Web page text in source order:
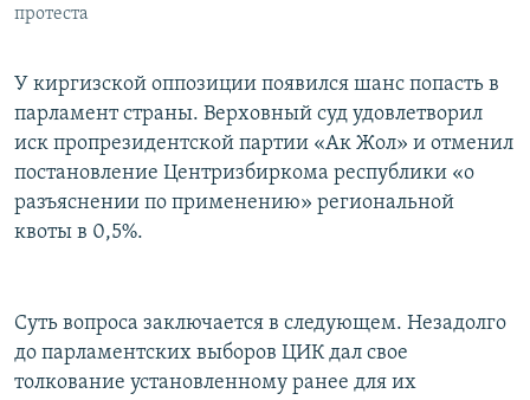
Все сайты РСЕ/РС
протеста
У киргизской оппозиции появился шанс попасть в
парламент страны. Верховный суд удовлетворил
иск пропрезидентской партии «Ак Жол» и отменил
постановление Центризбиркома республики «о
разъяснении по применению» региональной
квоты в 0,5%.
Суть вопроса заключается в следующем. Незадолго
до парламентских выборов ЦИК дал свое
толкование установленному ранее для их